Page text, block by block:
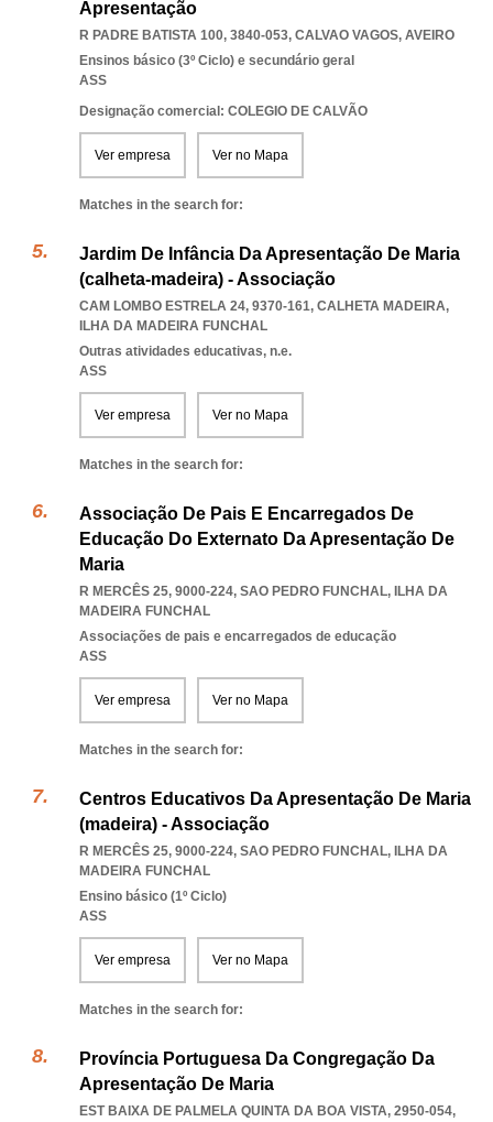
Apresentação
R PADRE BATISTA 100, 3840-053, CALVAO VAGOS, AVEIRO
Ensinos básico (3º Ciclo) e secundário geral
ASS
Designação comercial: COLEGIO DE CALVÃO
Ver empresa Ver no Mapa
Matches in the search for:
Jardim De Infância Da Apresentação De Maria
(calheta-madeira) - Associação
CAM LOMBO ESTRELA 24, 9370-161, CALHETA MADEIRA,
ILHA DA MADEIRA FUNCHAL
Outras atividades educativas, n.e.
ASS
Ver empresa Ver no Mapa
Matches in the search for:
Associação De Pais E Encarregados De
Educação Do Externato Da Apresentação De
Maria
R MERCÊS 25, 9000-224, SAO PEDRO FUNCHAL, ILHA DA
MADEIRA FUNCHAL
Associações de pais e encarregados de educação
ASS
Ver empresa Ver no Mapa
Matches in the search for:
Centros Educativos Da Apresentação De Maria
(madeira) - Associação
R MERCÊS 25, 9000-224, SAO PEDRO FUNCHAL, ILHA DA
MADEIRA FUNCHAL
Ensino básico (1º Ciclo)
ASS
Ver empresa Ver no Mapa
Matches in the search for:
Província Portuguesa Da Congregação Da
Apresentação De Maria
EST BAIXA DE PALMELA QUINTA DA BOA VISTA, 2950-054,